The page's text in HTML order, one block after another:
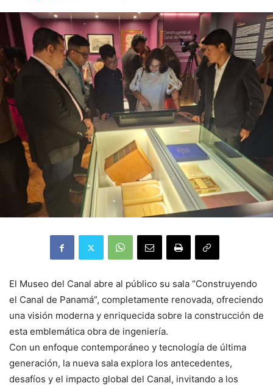
El Museo del Canal abre al público su sala “Construyendo
el Canal de Panamá”, completamente renovada, ofreciendo
una visión moderna y enriquecida sobre la construcción de
esta emblemática obra de ingeniería.
Con un enfoque contemporáneo y tecnología de última
generación, la nueva sala explora los antecedentes,
desafíos y el impacto global del Canal, invitando a los